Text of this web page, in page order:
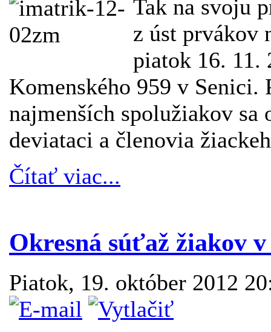
Tak na svoju
z úst prvákov
piatok 16. 11.
Komenského 959 v
najmenších spolužiakov
deviataci a členovia
Čítať viac...
Okresná súťaž žiakov
Piatok, 19. október 2012